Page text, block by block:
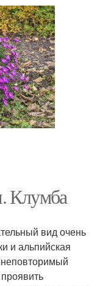
Клумба
вид очень
и альпийская
неповторимый